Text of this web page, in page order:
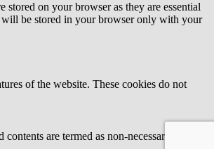
on your browser as they are essential
will be stored in your browser only with your
of the website. These cookies do not
are termed as non-necessary